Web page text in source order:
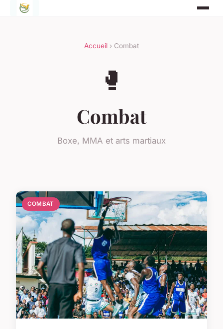
Accueil › Combat
🥊
Combat
Boxe, MMA et arts martiaux
COMBAT